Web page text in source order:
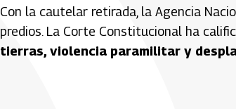
Con la cautelar retirada, la Agencia
predios. La Corte Constitucional ha
tierras, violencia paramilitar y